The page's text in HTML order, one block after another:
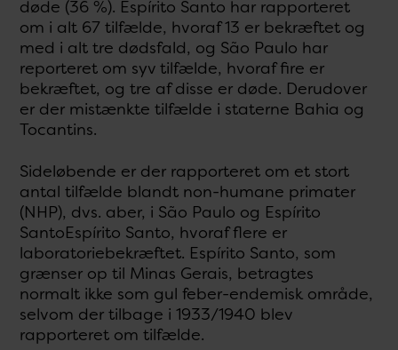
døde (36 %). Espírito Santo har rapporteret
om i alt 67 tilfælde, hvoraf 13 er bekræftet og
med i alt tre dødsfald, og São Paulo har
reporteret om syv tilfælde, hvoraf fire er
bekræftet, og tre af disse er døde. Derudover
er der mistænkte tilfælde i staterne Bahia og
Tocantins.
Sideløbende er der rapporteret om et stort
antal tilfælde blandt non-humane primater
(NHP), dvs. aber, i São Paulo og Espírito
SantoEspírito Santo, hvoraf flere er
laboratoriebekræftet. Espírito Santo, som
grænser op til Minas Gerais, betragtes
normalt ikke som gul feber-endemisk område,
selvom der tilbage i 1933/1940 blev
rapporteret om tilfælde.